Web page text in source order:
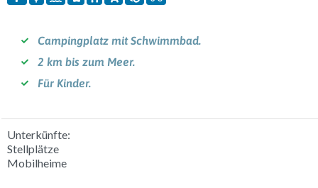
Campingplatz mit Schwimmbad.
2 km bis zum Meer.
Für Kinder.
Unterkünfte:
Stellplätze
Mobilheime